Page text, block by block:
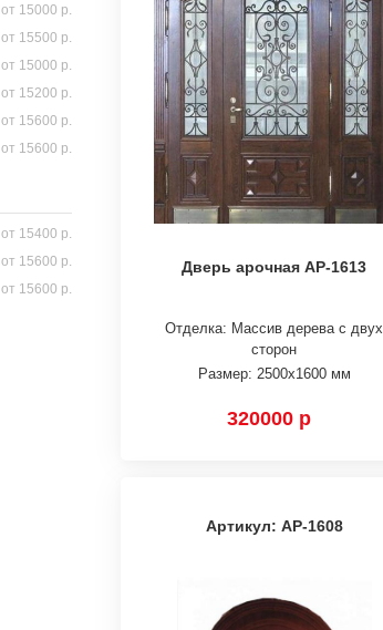
от 15000 р.
от 15500 р.
от 15000 р.
от 15200 р.
от 15600 р.
от 15600 р.
от 15400 р.
от 15600 р.
от 15600 р.
Дверь арочная АР-1613
Отделка: Массив дерева с двух
сторон
Размер: 2500х1600 мм
320000 р
Артикул: АР-1608